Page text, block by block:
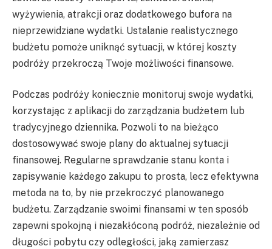
wyżywienia, atrakcji oraz dodatkowego bufora na
nieprzewidziane wydatki. Ustalanie realistycznego
budżetu pomoże uniknąć sytuacji, w której koszty
podróży przekroczą Twoje możliwości finansowe.
Podczas podróży koniecznie monitoruj swoje wydatki,
korzystając z aplikacji do zarządzania budżetem lub
tradycyjnego dziennika. Pozwoli to na bieżąco
dostosowywać swoje plany do aktualnej sytuacji
finansowej. Regularne sprawdzanie stanu konta i
zapisywanie każdego zakupu to prosta, lecz efektywna
metoda na to, by nie przekroczyć planowanego
budżetu. Zarządzanie swoimi finansami w ten sposób
zapewni spokojną i niezakłóconą podróż, niezależnie od
długości pobytu czy odległości, jaką zamierzasz